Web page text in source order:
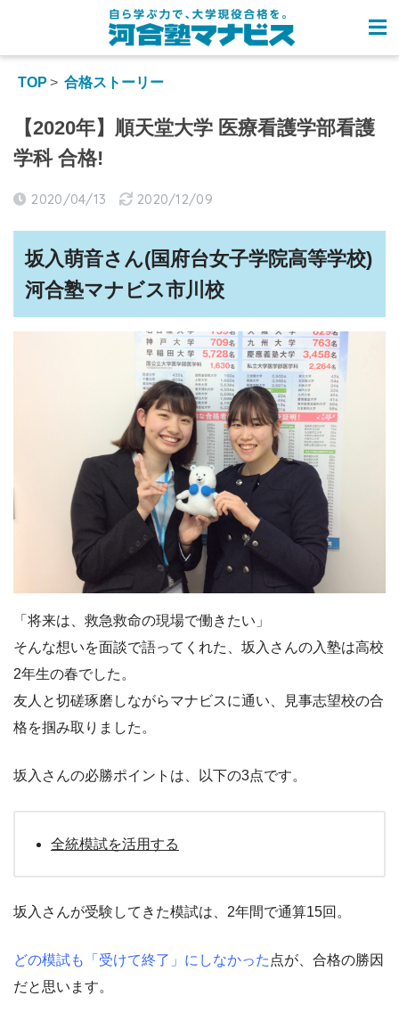
TOP 合格ストーリー
【2020年】順天堂大学 医療看護学部看護
学科 合格!
2020/04/13 2020/12/09
坂入萌音さん(国府台女子学院高等学校)
河合塾マナビス市川校
「将来は、救急救命の現場で働きたい」
そんな想いを面談で語ってくれた、坂入さんの入塾は高校
2年生の春でした。
友人と切磋琢磨しながらマナビスに通い、見事志望校の合
格を掴み取りました。
坂入さんの必勝ポイントは、以下の3点です。
全統模試を活用する
坂入さんが受験してきた模試は、2年間で通算15回。
どの模試も「受けて終了」にしなかった 点が、合格の勝因
だと思います。